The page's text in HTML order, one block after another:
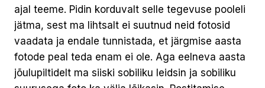
ajal teeme. Pidin korduvalt selle tegevuse pooleli
jätma, sest ma lihtsalt ei suutnud neid fotosid
vaadata ja endale tunnistada, et järgmise aasta
fotode peal teda enam ei ole. Aga eelneva aasta
jõulupiltidelt ma siiski sobiliku leidsin ja sobiliku